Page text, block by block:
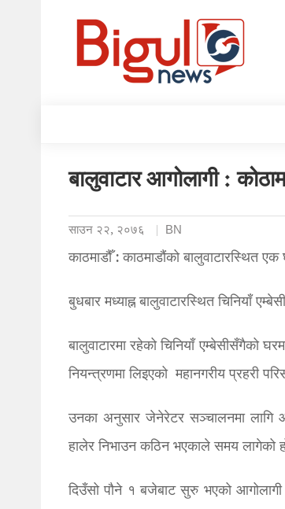
बालुवाटार आगोलागी :
साउन २२, २०७६ BN
काठमाडौँ : काठमाडौंको बालुवाटारस्थित
बुधबार मध्याह्न बालुवाटारस्थित चिनियाँ
बालुवाटारमा रहेको चिनियाँ एम्बेसीसँगैको
नियन्त्रणमा लिइएको महानगरीय प्रहरी
उनका अनुसार जेनेरेटर सञ्चालनमा लागि
हालेर निभाउन कठिन भएकाले समय लागेको
दिउँसो पौने १ बजेबाट सुरु भएको